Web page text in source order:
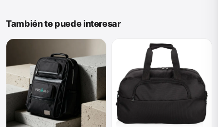
También te puede interesar